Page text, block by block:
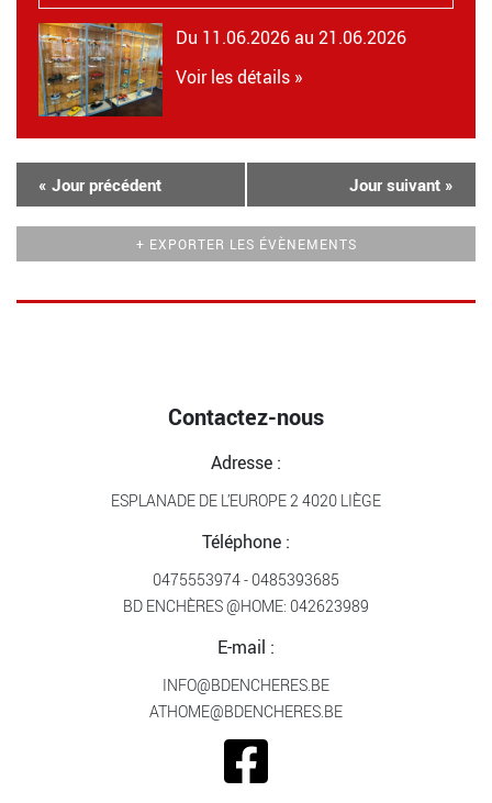
Du 11.06.2026 au 21.06.2026
Voir les détails »
« Jour précédent Jour suivant »
+ EXPORTER LES ÉVÈNEMENTS
Contactez-nous
Adresse :
ESPLANADE DE L’EUROPE 2 4020 LIÈGE
Téléphone :
0475553974- 0485393685
BD ENCHÈRES @HOME: 042623989
E-mail :
INFO@BDENCHERES.BE
ATHOME@BDENCHERES.BE